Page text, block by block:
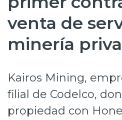
Nosotros
Operaciones
Proyectos
Innovación
Inversionistas
venta de
minería
Kairos Mining,
filial de Codelco,
propiedad con